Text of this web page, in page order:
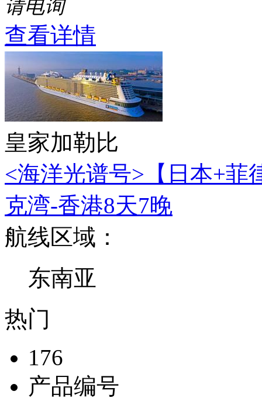
请电询
查看详情
皇家加勒比
<海洋光谱号>【日本+菲
克湾-香港8天7晚
航线区域：
东南亚
热门
176
产品编号